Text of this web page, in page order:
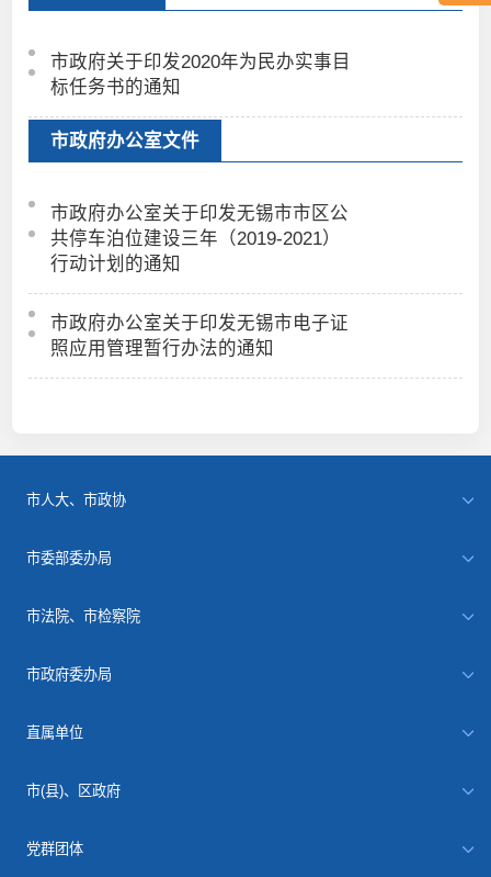
市政府关于印发2020年为民办实事目
标任务书的通知
市政府办公室文件
市政府办公室关于印发无锡市市区公
共停车泊位建设三年（2019-2021）
行动计划的通知
市政府办公室关于印发无锡市电子证
照应用管理暂行办法的通知
市人大、市政协
市委部委办局
市法院、市检察院
市政府委办局
直属单位
市(县)、区政府
党群团体